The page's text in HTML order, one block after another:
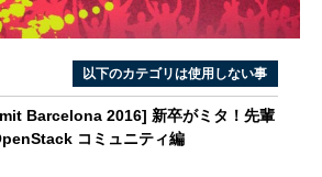
以下のカテゴリは使用しない事
Barcelona 2016] 新卒がミタ！先輩
コミュニティ編